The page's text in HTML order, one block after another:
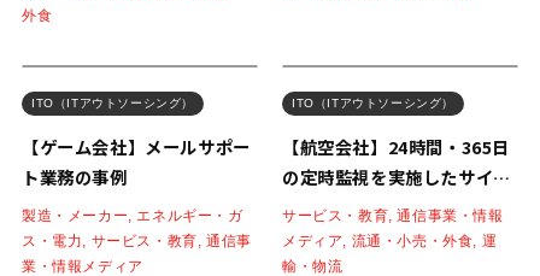
外食
ITO（ITアウトソーシング）
【ゲーム会社】メールサポー
ト業務の事例
製造・メーカー, エネルギー・ガ
ス・電力, サービス・教育, 通信事
業・情報メディア
ITO（ITアウトソーシング）
【航空会社】24時間・365日
の定時監視を実施したサイト
監視業務の事例
サービス・教育, 通信事業・情報
メディア, 流通・小売・外食, 運
輸・物流